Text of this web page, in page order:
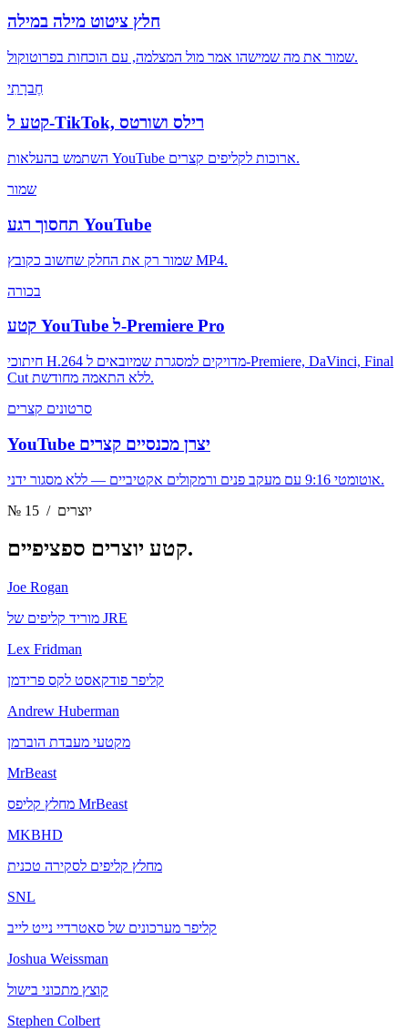
חלץ ציטוט מילה במילה
שמור את מה שמישהו אמר מול המצלמה, עם הוכחות בפרוטוקול.
חֶברָתִי
קטע ל-TikTok, רילס ושורטס
השתמש בהעלאות YouTube ארוכות לקליפים קצרים.
שמור
תחסוך רגע YouTube
שמור רק את החלק שחשוב כקובץ MP4.
בכורה
קטע YouTube ל-Premiere Pro
חיתוכי H.264 מדויקים למסגרת שמיובאים ל-Premiere, DaVinci, Final
Cut ללא התאמה מחודשת.
סרטונים קצרים
YouTube יצרן מכנסיים קצרים
אוטומטי 9:16 עם מעקב פנים ורמקולים אקטיביים — ללא מסגור ידני.
№ 15
/ יוצרים
קטעיוצרים ספציפיים.
Joe Rogan
מוריד קליפים של JRE
Lex Fridman
קליפר פודקאסט לקס פרידמן
Andrew Huberman
מקטעי מעבדת הוברמן
MrBeast
מחלץ קליפס MrBeast
MKBHD
מחלץ קליפים לסקירה טכנית
SNL
קליפר מערכונים של סאטרדיי נייט לייב
Joshua Weissman
קוצץ מתכוני בישול
Stephen Colbert